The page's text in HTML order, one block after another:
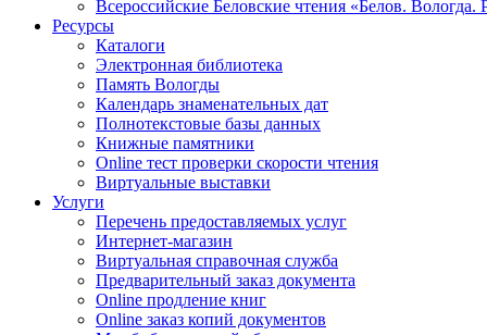
Всероссийские Беловские чтения «Белов. Вологда.
Ресурсы
Каталоги
Электронная библиотека
Память Вологды
Календарь знаменательных дат
Полнотекстовые базы данных
Книжные памятники
Online тест проверки скорости чтения
Виртуальные выставки
Услуги
Перечень предоставляемых услуг
Интернет-магазин
Виртуальная справочная служба
Предварительный заказ документа
Online продление книг
Online заказ копий документов